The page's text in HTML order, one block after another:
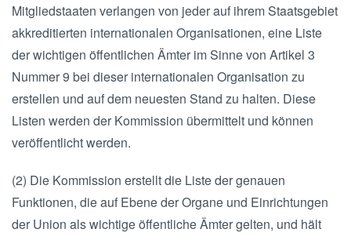
Mitgliedstaaten verlangen von jeder auf ihrem Staatsgebiet
akkreditierten internationalen Organisationen, eine Liste
der wichtigen öffentlichen Ämter im Sinne von Artikel 3
Nummer 9 bei dieser internationalen Organisation zu
erstellen und auf dem neuesten Stand zu halten. Diese
Listen werden der Kommission übermittelt und können
veröffentlicht werden.
(2) Die Kommission erstellt die Liste der genauen
Funktionen, die auf Ebene der Organe und Einrichtungen
der Union als wichtige öffentliche Ämter gelten, und hält